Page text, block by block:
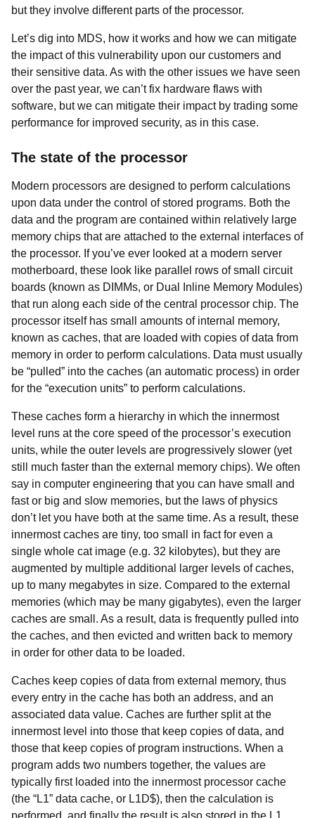
but they involve different parts of the processor.
Let’s dig into MDS, how it works and how we can mitigate
the impact of this vulnerability upon our customers and
their sensitive data. As with the other issues we have seen
over the past year, we can’t fix hardware flaws with
software, but we can mitigate their impact by trading some
performance for improved security, as in this case.
The state of the processor
Modern processors are designed to perform calculations
upon data under the control of stored programs. Both the
data and the program are contained within relatively large
memory chips that are attached to the external interfaces of
the processor. If you’ve ever looked at a modern server
motherboard, these look like parallel rows of small circuit
boards (known as DIMMs, or Dual Inline Memory Modules)
that run along each side of the central processor chip. The
processor itself has small amounts of internal memory,
known as caches, that are loaded with copies of data from
memory in order to perform calculations. Data must usually
be “pulled” into the caches (an automatic process) in order
for the “execution units” to perform calculations.
These caches form a hierarchy in which the innermost
level runs at the core speed of the processor’s execution
units, while the outer levels are progressively slower (yet
still much faster than the external memory chips). We often
say in computer engineering that you can have small and
fast or big and slow memories, but the laws of physics
don’t let you have both at the same time. As a result, these
innermost caches are tiny, too small in fact for even a
single whole cat image (e.g. 32 kilobytes), but they are
augmented by multiple additional larger levels of caches,
up to many megabytes in size. Compared to the external
memories (which may be many gigabytes), even the larger
caches are small. As a result, data is frequently pulled into
the caches, and then evicted and written back to memory
in order for other data to be loaded.
Caches keep copies of data from external memory, thus
every entry in the cache has both an address, and an
associated data value. Caches are further split at the
innermost level into those that keep copies of data, and
those that keep copies of program instructions. When a
program adds two numbers together, the values are
typically first loaded into the innermost processor cache
(the “L1” data cache, or L1D$), then the calculation is
performed, and finally the result is also stored in the L1